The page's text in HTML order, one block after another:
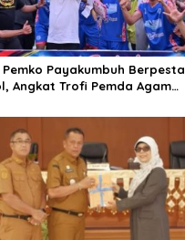
Pemko Payakumbuh Berpesta
Angkat Trofi Pemda Agam